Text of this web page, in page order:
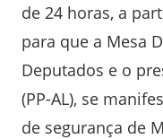
de 24 horas, a
para que a Mesa
Deputados e o
(PP-AL), se
de segurança de